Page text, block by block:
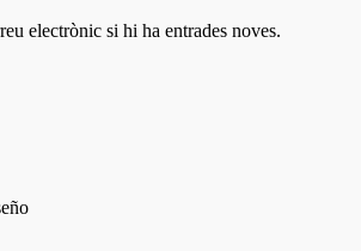
electrònic si hi ha entrades noves.